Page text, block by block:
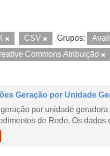
CSV Grupos:
Commons Atribuição
Geração por Unidade
por unidade
de Rede. Os dados